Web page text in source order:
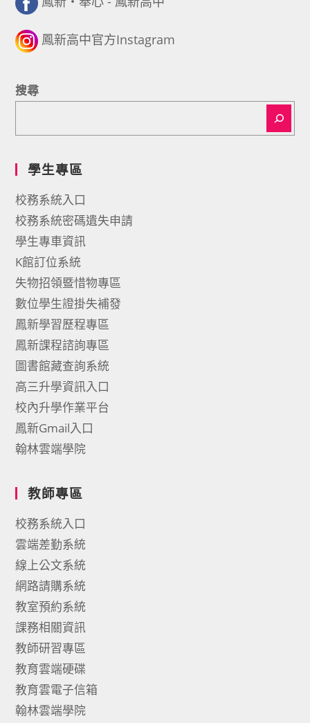
鳳新高中官方Instagram
搜尋
學生專區
校務系統入口
校務系統密碼遺失申請
學生專車資訊
K館訂位系統
失物招領暨惜物專區
數位學生證掛失補發
鳳新學習歷程專區
鳳新課程諮詢專區
圖書館藏查詢系統
高三升學資訊入口
校內升學作業平台
鳳新Gmail入口
翰林雲端學院
教師專區
校務系統入口
雲端差勤系統
線上公文系統
網路請購系統
教室預約系統
課務相關資訊
教師研習專區
教育雲端硬碟
教育雲電子信箱
翰林雲端學院